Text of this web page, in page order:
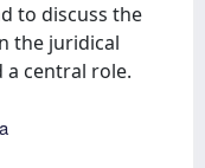
to discuss the
the juridical
central role.